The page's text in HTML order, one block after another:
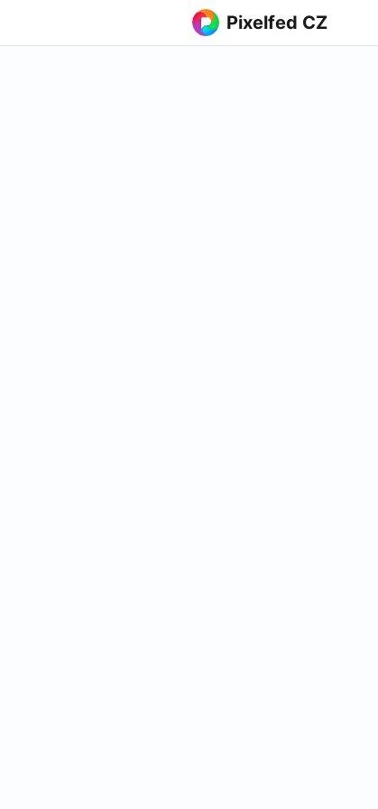
Pixelfed CZ